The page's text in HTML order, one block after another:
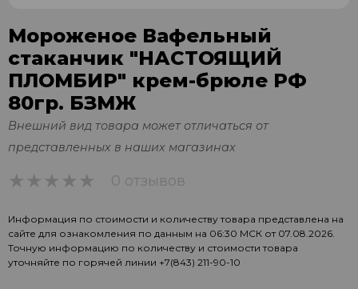
Мороженое Вафельный
стаканчик "НАСТОЯЩИЙ
ПЛОМБИР" крем-брюле РФ
80гр. БЗМЖ
Внешний вид товара может отличаться от
представленных в наших магазинах
0 отзывов
Информация по стоимости и количеству товара представлена на
сайте для ознакомления по данным на 06:30 МСК от 07.08.2026.
Точную информацию по количеству и стоимости товара
уточняйте по горячей линии +7(843) 211-90-10